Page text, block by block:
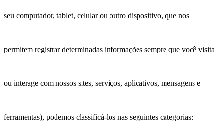
seu computador, tablet, celular ou outro dispositivo, que nos
permitem registrar determinadas informações sempre que você visita
ou interage com nossos sites, serviços, aplicativos, mensagens e
ferramentas), podemos classificá-los nas seguintes categorias: